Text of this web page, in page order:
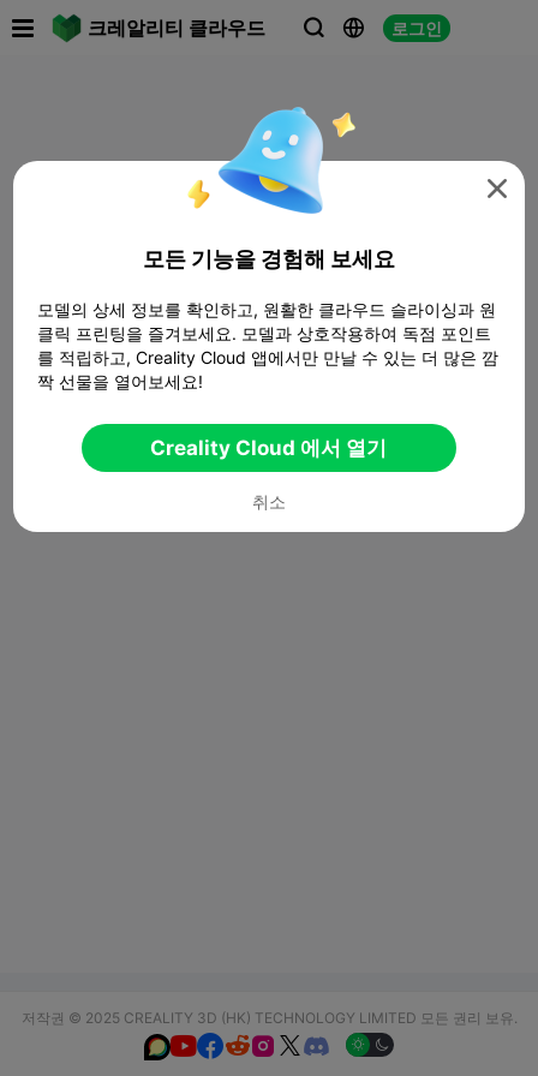
크레알리티 클라우드   로그인
저작권 © 2025 CREALITY 3D (HK) TECHNOLOGY LIMITED 모든 권리 보유.
  

모든 기능을 경험해 보세요
모델의 상세 정보를 확인하고, 원활한 클라우드 슬라이싱과 원
클릭 프린팅을 즐겨보세요. 모델과 상호작용하여 독점 포인트
를 적립하고, Creality Cloud 앱에서만 만날 수 있는 더 많은 깜
짝 선물을 열어보세요!
Creality Cloud 에서 열기
취소